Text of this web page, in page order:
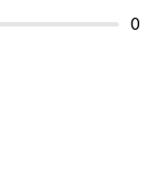
0